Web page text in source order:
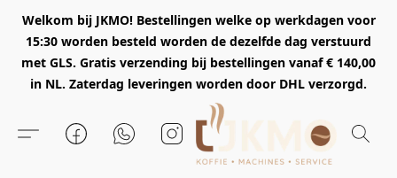
Welkom bij JKMO! Bestellingen welke op werkdagen voor
15:30 worden besteld worden de dezelfde dag verstuurd
met GLS. Gratis verzending bij bestellingen vanaf € 140,00
in NL. Zaterdag leveringen worden door DHL verzorgd.